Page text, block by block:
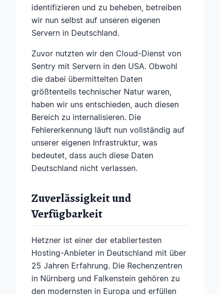
identifizieren und zu beheben, betreiben
wir nun selbst auf unseren eigenen
Servern in Deutschland.
Zuvor nutzten wir den Cloud-Dienst von
Sentry mit Servern in den USA. Obwohl
die dabei übermittelten Daten
größtenteils technischer Natur waren,
haben wir uns entschieden, auch diesen
Bereich zu internalisieren. Die
Fehlererkennung läuft nun vollständig auf
unserer eigenen Infrastruktur, was
bedeutet, dass auch diese Daten
Deutschland nicht verlassen.
Zuverlässigkeit und
Verfügbarkeit
Hetzner ist einer der etabliertesten
Hosting-Anbieter in Deutschland mit über
25 Jahren Erfahrung. Die Rechenzentren
in Nürnberg und Falkenstein gehören zu
den modernsten in Europa und erfüllen